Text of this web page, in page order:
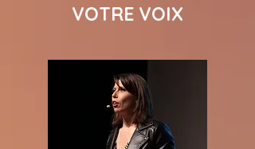
VOTRE VOIX